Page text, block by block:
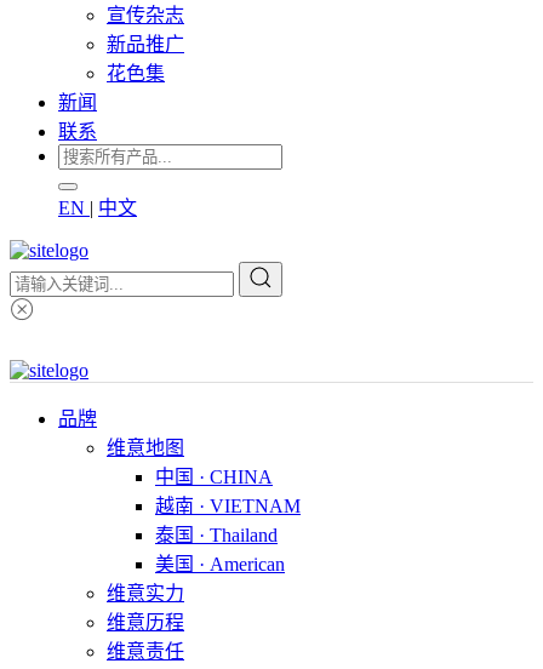
宣传杂志
新品推广
花色集
新闻
联系
EN | 中文
品牌
维意地图
中国 · CHINA
越南 · VIETNAM
泰国 · Thailand
美国 · American
维意实力
维意历程
维意责任